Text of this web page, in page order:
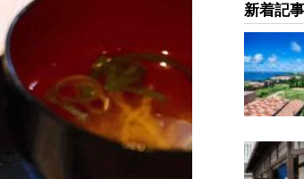
新着記